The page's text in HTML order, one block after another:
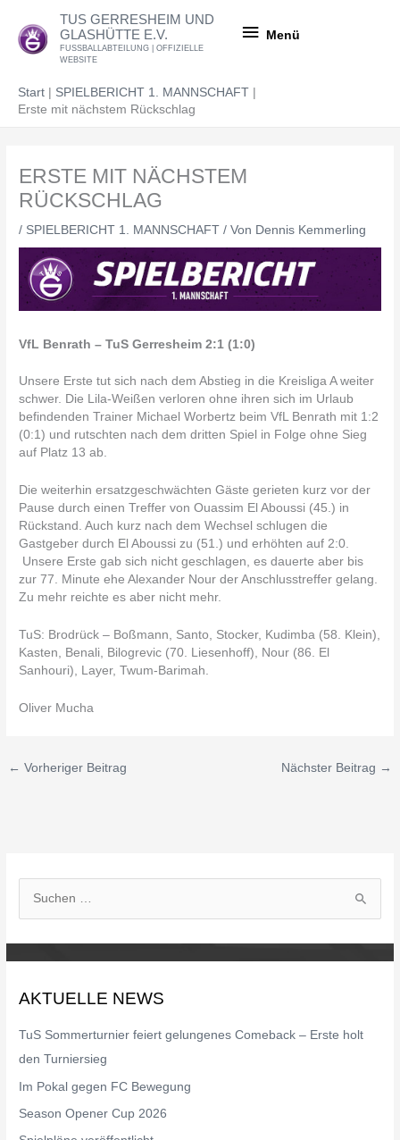
Inhalt
springen
TUS GERRESHEIM UND
GLASHÜTTE E.V.
FUSSBALLABTEILUNG | OFFIZIELLE
WEBSITE
Menü
Start
SPIELBERICHT 1. MANNSCHAFT
Erste mit nächstem Rückschlag
ERSTE MIT NÄCHSTEM
RÜCKSCHLAG
/ SPIELBERICHT 1. MANNSCHAFT / Von Dennis Kemmerling
VfL Benrath – TuS Gerresheim 2:1 (1:0)
Unsere Erste tut sich nach dem Abstieg in die Kreisliga A weiter
schwer. Die Lila-Weißen verloren ohne ihren sich im Urlaub
befindenden Trainer Michael Worbertz beim VfL Benrath mit 1:2
(0:1) und rutschten nach dem dritten Spiel in Folge ohne Sieg
auf Platz 13 ab.
Die weiterhin ersatzgeschwächten Gäste gerieten kurz vor der
Pause durch einen Treffer von Ouassim El Aboussi (45.) in
Rückstand. Auch kurz nach dem Wechsel schlugen die
Gastgeber durch El Aboussi zu (51.) und erhöhten auf 2:0.
Unsere Erste gab sich nicht geschlagen, es dauerte aber bis
zur 77. Minute ehe Alexander Nour der Anschlusstreffer gelang.
Zu mehr reichte es aber nicht mehr.
TuS: Brodrück – Boßmann, Santo, Stocker, Kudimba (58. Klein),
Kasten, Benali, Bilogrevic (70. Liesenhoff), Nour (86. El
Sanhouri), Layer, Twum-Barimah.
Oliver Mucha
← Vorheriger Beitrag Nächster Beitrag →
e
c
h
AKTUELLE NEWS
TuS Sommerturnier feiert gelungenes Comeback – Erste holt
den Turniersieg
Im Pokal gegen FC Bewegung
Season Opener Cup 2026